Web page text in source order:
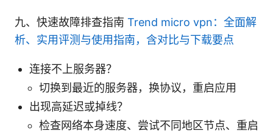
九、快速故障排查指南 Trend micro vpn：全面解
析、实用评测与使用指南，含对比与下载要点
连接不上服务器？
切换到最近的服务器，换协议，重启应用
出现高延迟或掉线？
检查网络本身速度、尝试不同地区节点、重启